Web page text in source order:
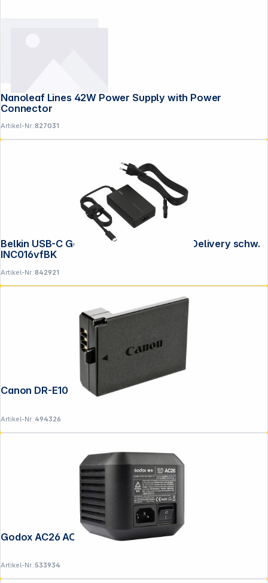
Nanoleaf Lines 42W Power Supply with Power
Connector
Artikel-Nr.:827031
Belkin USB-C GaN Netzteil 100W Power Delivery schw.
INC016vfBK
Artikel-Nr.:842921
Canon DR-E10
Artikel-Nr.:494326
Godox AC26 AC Adapter für AD600 Pro
Artikel-Nr.:533934
Folgen Sie uns auf